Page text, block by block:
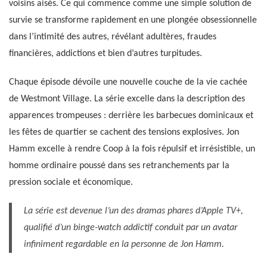
voisins aisés. Ce qui commence comme une simple solution de
survie se transforme rapidement en une plongée obsessionnelle
dans l’intimité des autres, révélant adultères, fraudes
financières, addictions et bien d’autres turpitudes.
Chaque épisode dévoile une nouvelle couche de la vie cachée
de Westmont Village. La série excelle dans la description des
apparences trompeuses : derrière les barbecues dominicaux et
les fêtes de quartier se cachent des tensions explosives. Jon
Hamm excelle à rendre Coop à la fois répulsif et irrésistible, un
homme ordinaire poussé dans ses retranchements par la
pression sociale et économique.
La série est devenue l’un des dramas phares d’Apple TV+,
qualifié d’un binge-watch addictif conduit par un avatar
infiniment regardable en la personne de Jon Hamm.